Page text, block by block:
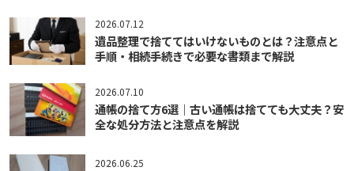
2026.07.12
遺品整理で捨ててはいけないものとは？注意点と
手順・相続手続きで必要な書類まで解説
2026.07.10
通帳の捨て方6選｜古い通帳は捨てても大丈夫？安
全な処分方法と注意点を解説
2026.06.25